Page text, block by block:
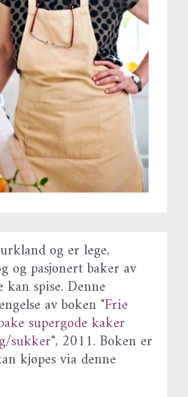
og er lege,
og pasjonert baker av
spise. Denne
av boken "Frie
supergode kaker
sukker", 2011. Boken er
kjøpes via denne